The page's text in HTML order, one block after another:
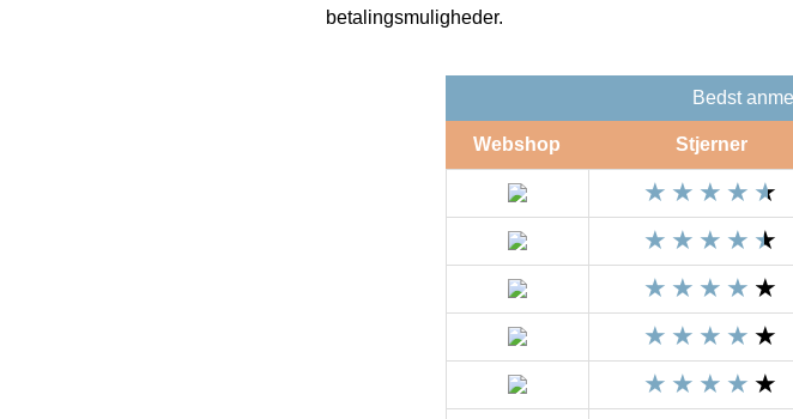
betalingsmuligheder.
Bedst
Webshop Stjerner